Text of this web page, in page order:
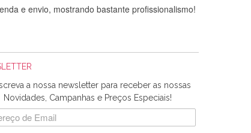
e envio, mostrando bastante profissionalismo!
a nossa newsletter para receber as nossas
Novidades, Campanhas e Preços Especiais!